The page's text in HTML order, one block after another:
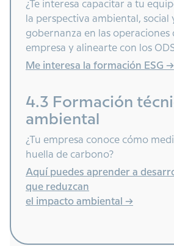
¿Te interesa capacitar a tu
la perspectiva ambiental, social
gobernanza en las operaciones
empresa y alinearte con los
Me interesa la formación ESG ->
4.3 Formación
ambiental
¿Tu empresa conoce cómo
huella de carbono?
Aquí puedes aprender a
que reduzcan
el impacto ambiental ->